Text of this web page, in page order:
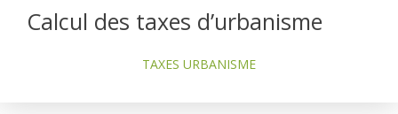
Calcul des taxes d’urbanisme
TAXES URBANISME